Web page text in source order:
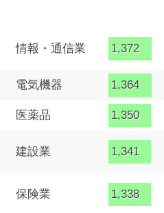
情報・通信業 1,372
電気機器 1,364
医薬品 1,350
建設業 1,341
保険業 1,338